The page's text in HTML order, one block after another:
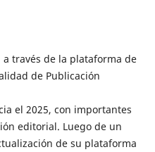
través de la plataforma de
de Publicación
el 2025, con importantes
editorial. Luego de un
de su plataforma